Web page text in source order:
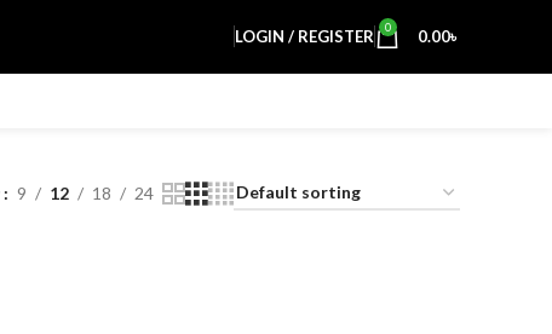
LOGIN / REGISTER 0 0.00৳
9 12 18 24